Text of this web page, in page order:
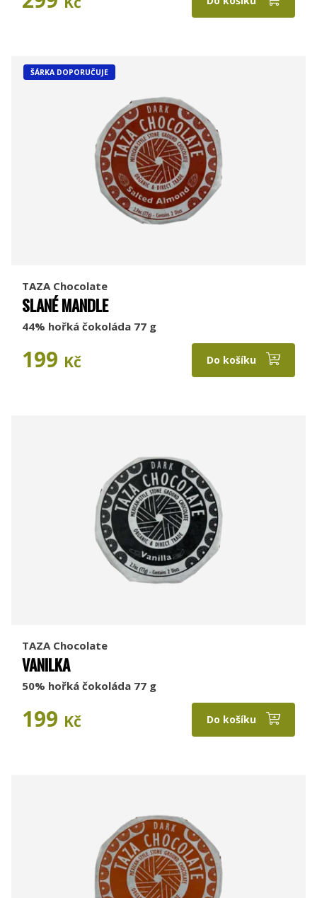
ŠÁRKA DOPORUČUJE
TAZA Chocolate
SLANÉ MANDLE
44% hořká čokoláda 77 g
199 Kč Do košíku
TAZA Chocolate
VANILKA
50% hořká čokoláda 77 g
199 Kč Do košíku